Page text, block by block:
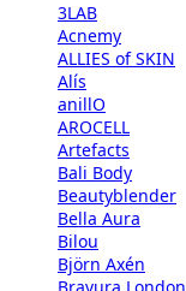
3LAB
Acnemy
ALLIES of SKIN
Alís
anillO
AROCELL
Artefacts
Bali Body
Beautyblender
Bella Aura
Bilou
Björn Axén